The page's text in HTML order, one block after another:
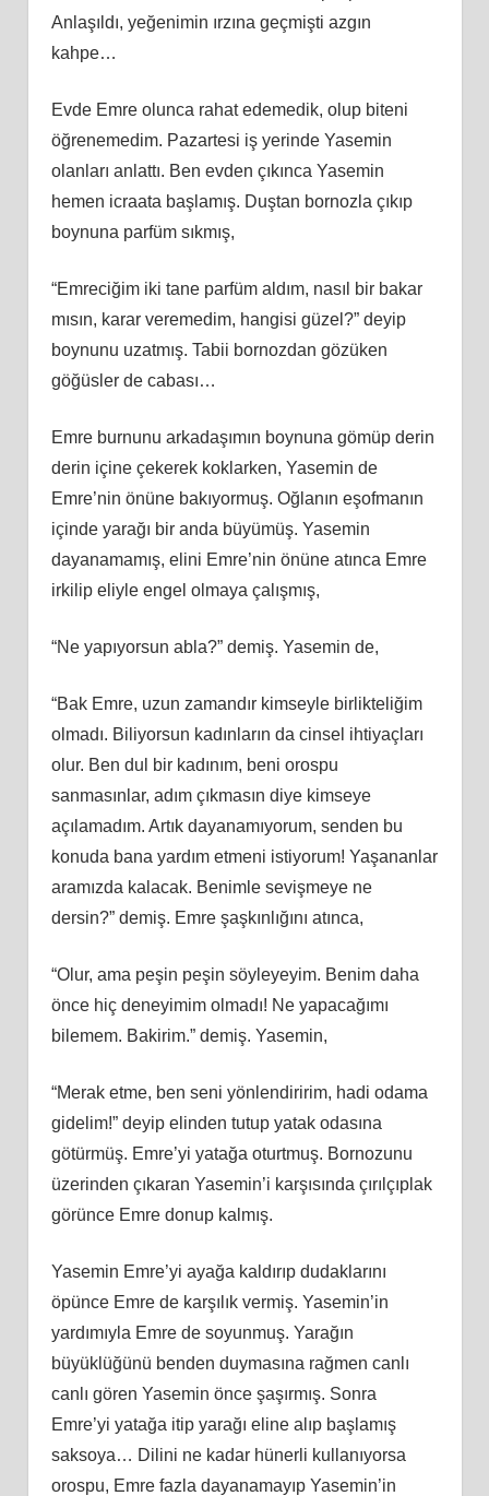
Anlaşıldı, yeğenimin ırzına geçmişti azgın
kahpe…
Evde Emre olunca rahat edemedik, olup biteni
öğrenemedim. Pazartesi iş yerinde Yasemin
olanları anlattı. Ben evden çıkınca Yasemin
hemen icraata başlamış. Duştan bornozla çıkıp
boynuna parfüm sıkmış,
“Emreciğim iki tane parfüm aldım, nasıl bir bakar
mısın, karar veremedim, hangisi güzel?” deyip
boynunu uzatmış. Tabii bornozdan gözüken
göğüsler de cabası…
Emre burnunu arkadaşımın boynuna gömüp derin
derin içine çekerek koklarken, Yasemin de
Emre’nin önüne bakıyormuş. Oğlanın eşofmanın
içinde yarağı bir anda büyümüş. Yasemin
dayanamamış, elini Emre’nin önüne atınca Emre
irkilip eliyle engel olmaya çalışmış,
“Ne yapıyorsun abla?” demiş. Yasemin de,
“Bak Emre, uzun zamandır kimseyle birlikteliğim
olmadı. Biliyorsun kadınların da cinsel ihtiyaçları
olur. Ben dul bir kadınım, beni orospu
sanmasınlar, adım çıkmasın diye kimseye
açılamadım. Artık dayanamıyorum, senden bu
konuda bana yardım etmeni istiyorum! Yaşananlar
aramızda kalacak. Benimle sevişmeye ne
dersin?” demiş. Emre şaşkınlığını atınca,
“Olur, ama peşin peşin söyleyeyim. Benim daha
önce hiç deneyimim olmadı! Ne yapacağımı
bilemem. Bakirim.” demiş. Yasemin,
“Merak etme, ben seni yönlendiririm, hadi odama
gidelim!” deyip elinden tutup yatak odasına
götürmüş. Emre’yi yatağa oturtmuş. Bornozunu
üzerinden çıkaran Yasemin’i karşısında çırılçıplak
görünce Emre donup kalmış.
Yasemin Emre’yi ayağa kaldırıp dudaklarını
öpünce Emre de karşılık vermiş. Yasemin’in
yardımıyla Emre de soyunmuş. Yarağın
büyüklüğünü benden duymasına rağmen canlı
canlı gören Yasemin önce şaşırmış. Sonra
Emre’yi yatağa itip yarağı eline alıp başlamış
saksoya… Dilini ne kadar hünerli kullanıyorsa
orospu, Emre fazla dayanamayıp Yasemin’in